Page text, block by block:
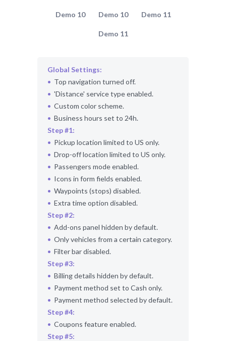
Demo 10 Demo 10 Demo 11
Demo 11
Global Settings:
Top navigation turned off.
Distance service type enabled.
Custom color scheme.
Business hours set to 24h.
Step #1:
Pickup location limited to US only.
Drop-off location limited to US only.
Passengers mode enabled.
Icons in form fields enabled.
Waypoints (stops) disabled.
Extra time option disabled.
Step #2:
Add-ons panel hidden by default.
Only vehicles from a certain category.
Filter bar disabled.
Step #3:
Billing details hidden by default.
Payment method set to Cash only.
Payment method selected by default.
Step #4:
Coupons feature enabled.
Step #5: